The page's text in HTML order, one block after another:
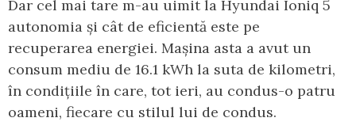
Dar cel mai tare m-au uimit la Hyundai Ioniq 5
autonomia și cât de eficientă este pe
recuperarea energiei. Mașina asta a avut un
consum mediu de 16.1 kWh la suta de kilometri,
în condițiile în care, tot ieri, au condus-o patru
oameni, fiecare cu stilul lui de condus.